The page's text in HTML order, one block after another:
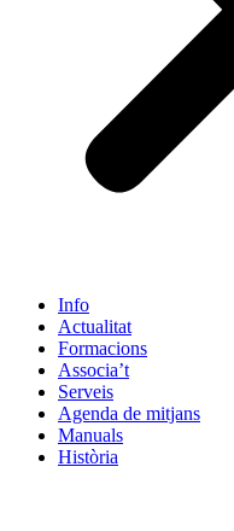
Info
Actualitat
Formacions
Associa’t
Serveis
Agenda de mitjans
Manuals
Història